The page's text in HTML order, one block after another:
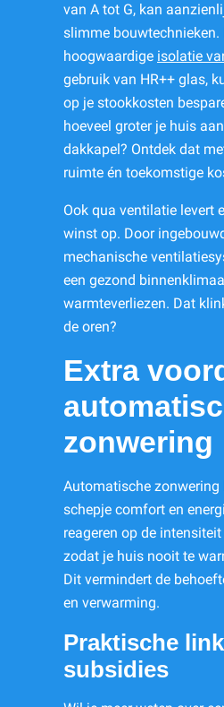
van A tot G, kan
slimme bouwtechnieken.
hoogwaardige isolatie
gebruik van HR++ glas,
op je stookkosten
hoeveel groter je huis
dakkapel? Ontdek dat
ruimte én toekomstige
Ook qua ventilatie levert
winst op. Door
mechanische
een gezond
warmteverliezen. Dat
de oren?
Extra
zonwering
Automatische zonwering
schepje comfort en
reageren op de
zodat je huis nooit te
Dit vermindert de
en verwarming.
Praktische
subsidies